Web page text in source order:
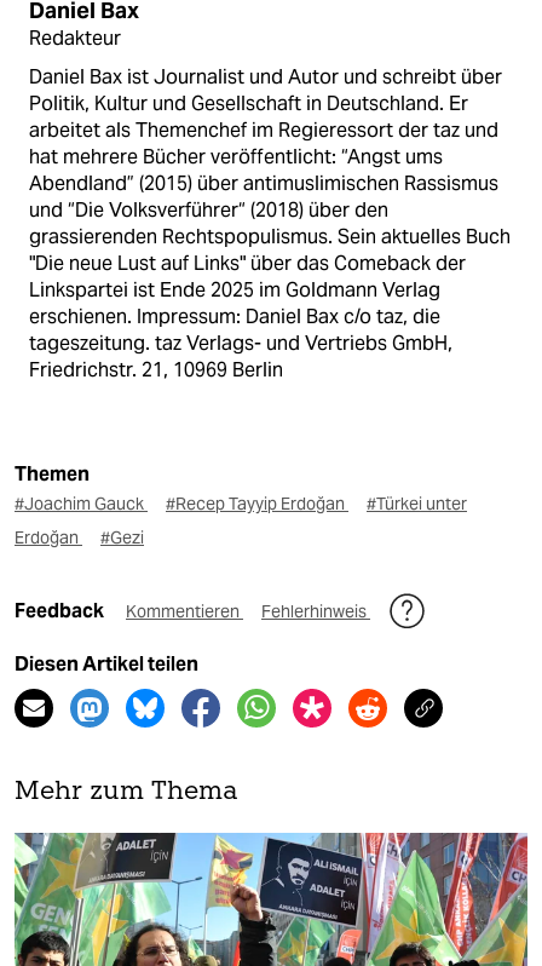
Daniel Bax
Redakteur
Daniel Bax ist Journalist und Autor und schreibt über
Politik, Kultur und Gesellschaft in Deutschland. Er
arbeitet als Themenchef im Regieressort der taz und
hat mehrere Bücher veröffentlicht: “Angst ums
Abendland” (2015) über antimuslimischen Rassismus
und “Die Volksverführer“ (2018) über den
grassierenden Rechtspopulismus. Sein aktuelles Buch
"Die neue Lust auf Links" über das Comeback der
Linkspartei ist Ende 2025 im Goldmann Verlag
erschienen. Impressum: Daniel Bax c/o taz, die
tageszeitung. taz Verlags- und Vertriebs GmbH,
Friedrichstr. 21, 10969 Berlin
Themen
#Joachim Gauck #Recep Tayyip Erdoğan
#Türkei unter
Erdoğan
#Gezi
Feedback Kommentieren Fehlerhinweis
Diesen Artikel teilen
Mehr zum Thema